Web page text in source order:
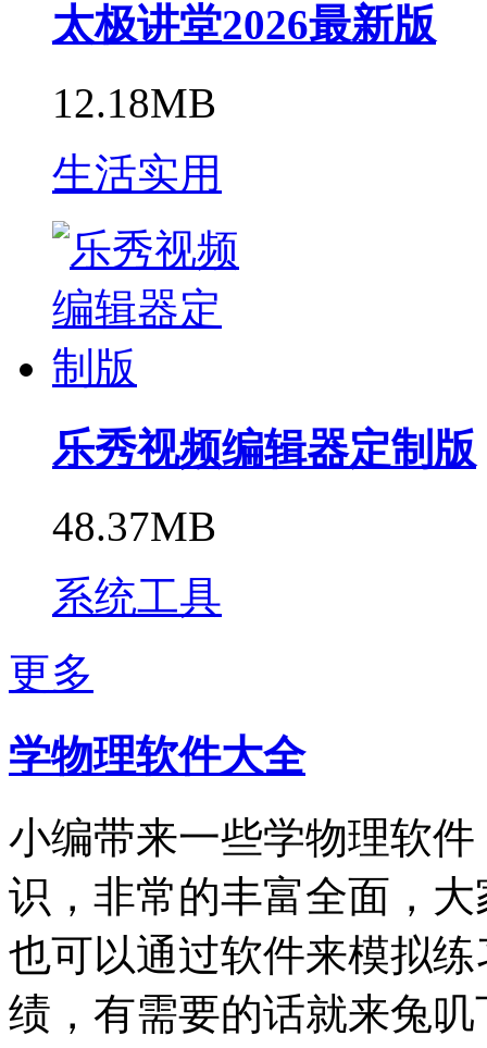
太极讲堂2026最新版
12.18MB
生活实用
乐秀视频编辑器定制版
48.37MB
系统工具
更多
学物理软件大全
小编带来一些学物理软
识，非常的丰富全面，
也可以通过软件来模拟
绩，有需要的话就来兔